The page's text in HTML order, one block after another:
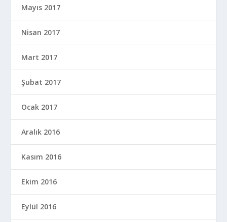
Mayıs 2017
Nisan 2017
Mart 2017
Şubat 2017
Ocak 2017
Aralık 2016
Kasım 2016
Ekim 2016
Eylül 2016